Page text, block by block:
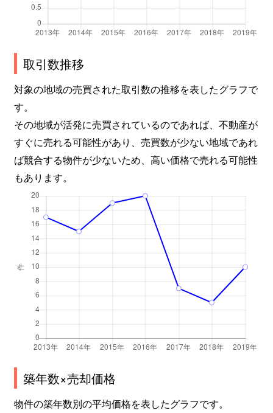
取引数推移
対象の地域の売買された取引数の推移を表したグラフで
す。
その地域が活発に売買されているのであれば、不動産が
すぐに売れる可能性があり、売買数が少ない地域であれ
ば競合する物件が少ないため、高い価格で売れる可能性
もあります。
築年数×売却価格
物件の築年数別の平均価格を表したグラフです。